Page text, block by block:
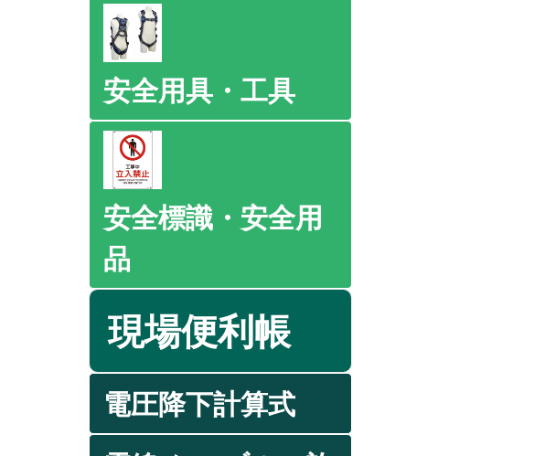
安全用具・工具
安全標識・安全用
品
現場便利帳
電圧降下計算式